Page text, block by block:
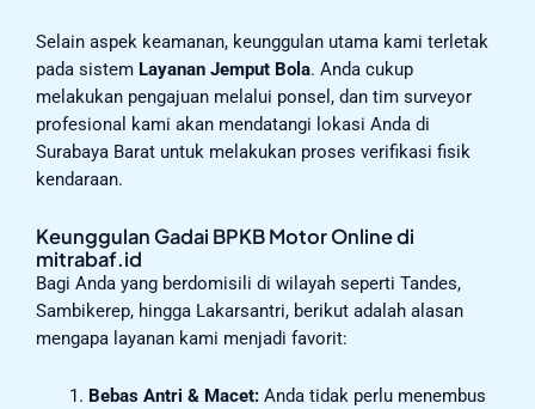
Selain aspek keamanan, keunggulan utama kami terletak
pada sistem Layanan Jemput Bola. Anda cukup
melakukan pengajuan melalui ponsel, dan tim surveyor
profesional kami akan mendatangi lokasi Anda di
Surabaya Barat untuk melakukan proses verifikasi fisik
kendaraan.
Keunggulan Gadai BPKB Motor Online di
mitrabaf.id
Bagi Anda yang berdomisili di wilayah seperti Tandes,
Sambikerep, hingga Lakarsantri, berikut adalah alasan
mengapa layanan kami menjadi favorit:
Bebas Antri & Macet:Anda tidak perlu menembus